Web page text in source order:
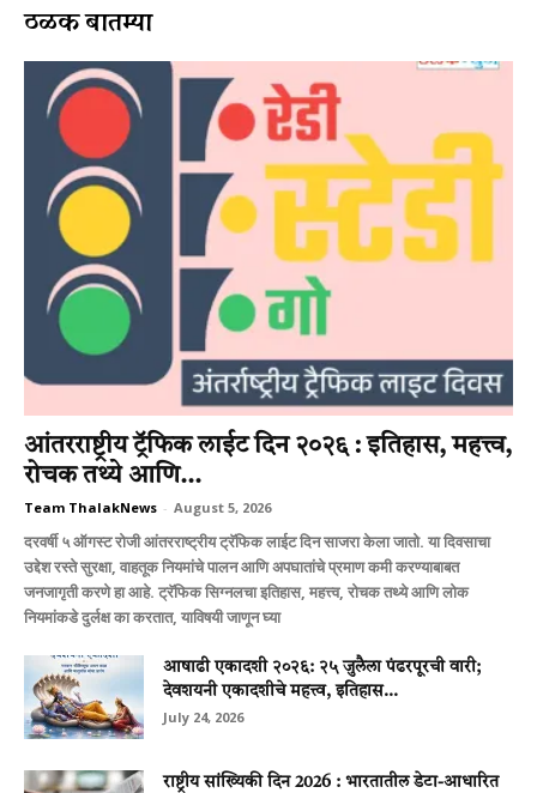
ठळक बातम्या
आंतरराष्ट्रीय ट्रॅफिक लाईट दिन २०२६ : इतिहास, महत्त्व,
रोचक तथ्ये आणि...
Team ThalakNews - August 5, 2026
दरवर्षी ५ ऑगस्ट रोजी आंतरराष्ट्रीय ट्रॅफिक लाईट दिन साजरा केला जातो. या दिवसाचा
उद्देश रस्ते सुरक्षा, वाहतूक नियमांचे पालन आणि अपघातांचे प्रमाण कमी करण्याबाबत
जनजागृती करणे हा आहे. ट्रॅफिक सिग्नलचा इतिहास, महत्त्व, रोचक तथ्ये आणि लोक
नियमांकडे दुर्लक्ष का करतात, याविषयी जाणून घ्या
आषाढी एकादशी २०२६: २५ जुलैला पंढरपूरची वारी;
देवशयनी एकादशीचे महत्त्व, इतिहास...
July 24, 2026
राष्ट्रीय सांख्यिकी दिन 2026 : भारतातील डेटा-आधारित